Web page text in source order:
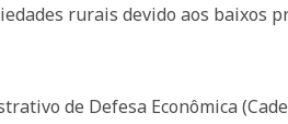
rurais devido aos baixos
de Defesa Econômica